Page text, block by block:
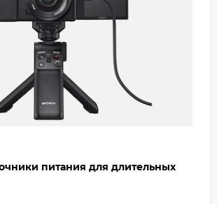
питания для длительных